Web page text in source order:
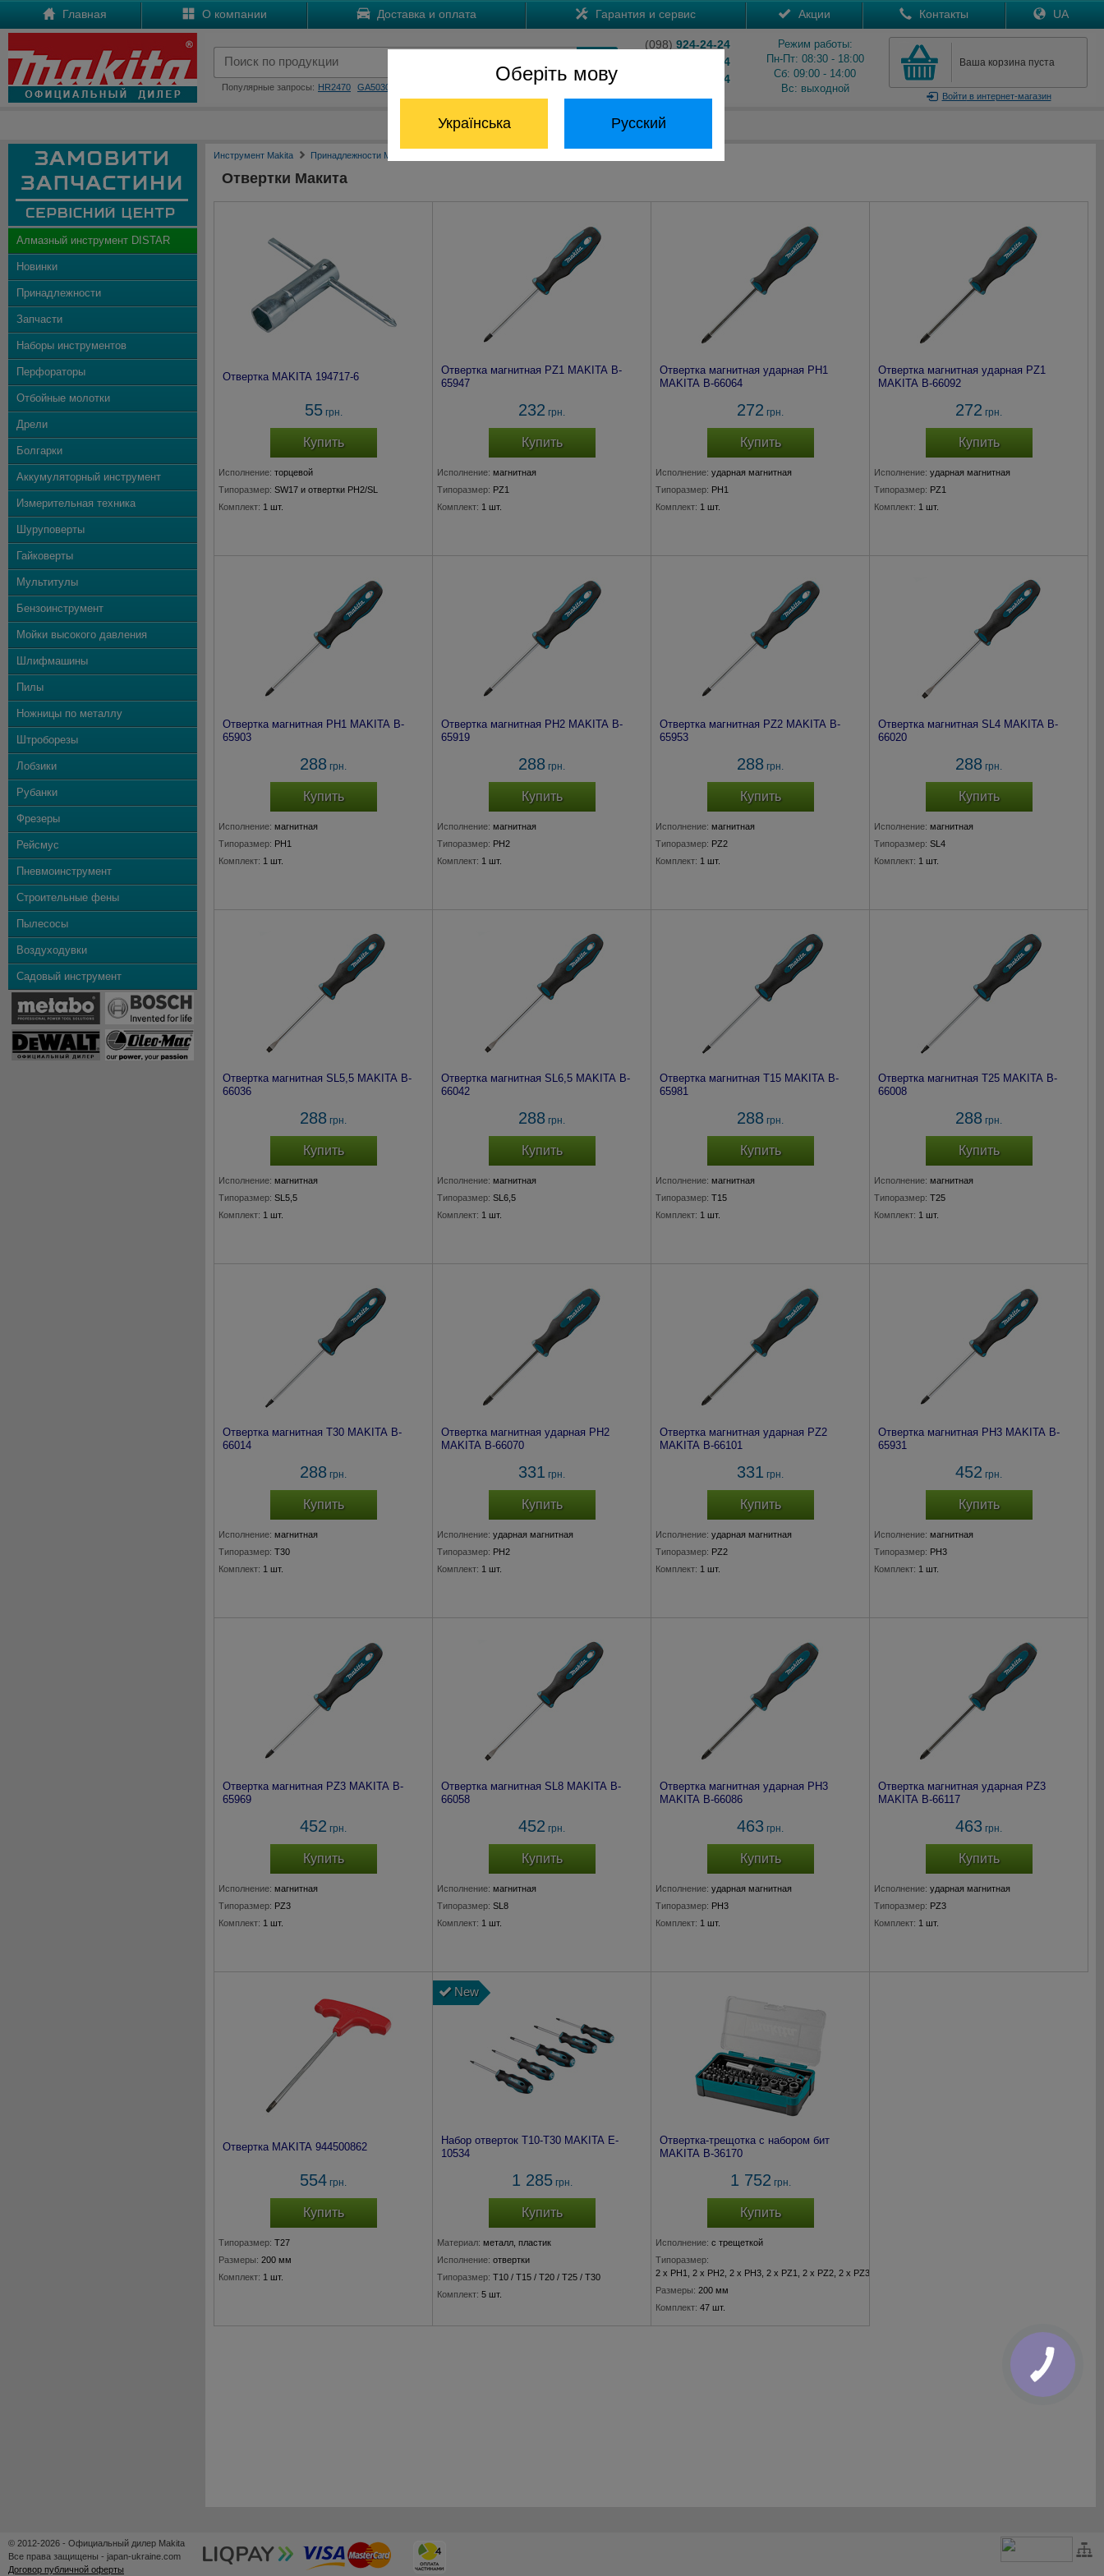
Оберіть мову
Українська Русский
Главная О компании Доставка и оплата Гарантия и сервис Акции Контакты UA
Популярные запросы: HR2470 GA5030
(098) 924-24-24
204-24-24
824-24-24
Режим работы:
Пн-Пт: 08:30 - 18:00
Сб: 09:00 - 14:00
Вс: выходной
Ваша корзина пуста
Войтив интернет-магазин
Отдел запчастей: (068) 824-24-24
Алмазный инструмент DISTAR
Новинки
Принадлежности
Запчасти
Наборы инструментов
Перфораторы
Отбойные молотки
Дрели
Болгарки
Аккумуляторный инструмент
Измерительная техника
Шуруповерты
Гайковерты
Мультитулы
Бензоинструмент
Мойки высокого давления
Шлифмашины
Пилы
Ножницы по металлу
Штроборезы
Лобзики
Рубанки
Фрезеры
Рейсмус
Пневмоинструмент
Строительные фены
Пылесосы
Воздуходувки
Садовый инструмент
Инструмент Makita Принадлежности Макита
Отвертки Макита
Отвертка MAKITA 194717-6
55грн.
Купить
Исполнение: торцевой
Типоразмер: SW17 и отвертки PH2/SL
Комплект: 1 шт.
Отвертка магнитная PZ1 MAKITA B-
65947
232 грн.
Купить
Исполнение: магнитная
Типоразмер: PZ1
Комплект: 1 шт.
Отвертка магнитная ударная PH1
MAKITA B-66064
272 грн.
Купить
Исполнение: ударная магнитная
Типоразмер: PH1
Комплект: 1 шт.
Отвертка магнитная ударная PZ1
MAKITA B-66092
272 грн.
Купить
Исполнение: ударная магнитная
Типоразмер: PZ1
Комплект: 1 шт.
Отвертка магнитная PH1 MAKITA B-
65903
288 грн.
Купить
Исполнение: магнитная
Типоразмер: PH1
Комплект: 1 шт.
Отвертка магнитная PH2 MAKITA B-
65919
288 грн.
Купить
Исполнение: магнитная
Типоразмер: PH2
Комплект: 1 шт.
Отвертка магнитная PZ2 MAKITA B-
65953
288 грн.
Купить
Исполнение: магнитная
Типоразмер: PZ2
Комплект: 1 шт.
Отвертка магнитная SL4 MAKITA B-
66020
288 грн.
Купить
Исполнение: магнитная
Типоразмер: SL4
Комплект: 1 шт.
Отвертка магнитная SL5,5 MAKITA B-
66036
288 грн.
Купить
Исполнение: магнитная
Типоразмер: SL5,5
Комплект: 1 шт.
Отвертка магнитная SL6,5 MAKITA B-
66042
288 грн.
Купить
Исполнение: магнитная
Типоразмер: SL6,5
Комплект: 1 шт.
Отвертка магнитная T15 MAKITA B-
65981
288 грн.
Купить
Исполнение: магнитная
Типоразмер: T15
Комплект: 1 шт.
Отвертка магнитная T25 MAKITA B-
66008
288 грн.
Купить
Исполнение: магнитная
Типоразмер: T25
Комплект: 1 шт.
Отвертка магнитная T30 MAKITA B-
66014
288 грн.
Купить
Исполнение: магнитная
Типоразмер: T30
Комплект: 1 шт.
Отвертка магнитная ударная PH2
MAKITA B-66070
331 грн.
Купить
Исполнение: ударная магнитная
Типоразмер: PH2
Комплект: 1 шт.
Отвертка магнитная ударная PZ2
MAKITA B-66101
331 грн.
Купить
Исполнение: ударная магнитная
Типоразмер: PZ2
Комплект: 1 шт.
Отвертка магнитная PH3 MAKITA B-
65931
452 грн.
Купить
Исполнение: магнитная
Типоразмер: PH3
Комплект: 1 шт.
Отвертка магнитная PZ3 MAKITA B-
65969
452 грн.
Купить
Исполнение: магнитная
Типоразмер: PZ3
Комплект: 1 шт.
Отвертка магнитная SL8 MAKITA B-
66058
452 грн.
Купить
Исполнение: магнитная
Типоразмер: SL8
Комплект: 1 шт.
Отвертка магнитная ударная PH3
MAKITA B-66086
463 грн.
Купить
Исполнение: ударная магнитная
Типоразмер: PH3
Комплект: 1 шт.
Отвертка магнитная ударная PZ3
MAKITA B-66117
463 грн.
Купить
Исполнение: ударная магнитная
Типоразмер: PZ3
Комплект: 1 шт.
Отвертка MAKITA 944500862
554 грн.
Купить
Типоразмер: T27
Размеры: 200 мм
Комплект: 1 шт.
New
Набор отверток T10-T30 MAKITA E-
10534
1 285грн.
Купить
Материал: металл, пластик
Исполнение: отвертки
Типоразмер: T10 / T15 / T20 / T25 / T30
Комплект: 5 шт.
Отвертка-трещотка с набором бит
MAKITA B-36170
1 752 грн.
Купить
Исполнение: с трещеткой
Типоразмер:
2 х PH1, 2 х PH2, 2 х PH3, 2 х PZ1, 2 х PZ2, 2 х PZ3, 2 х TX10, 2 х TX15, 2 х TX20, 2 х TX25, 2 х TX30,
Размеры: 200 мм
Комплект: 47 шт.
© 2012-2026 - Официальный дилер Makita
Все права защищены - japan-ukraine.com
Договор публичной оферты